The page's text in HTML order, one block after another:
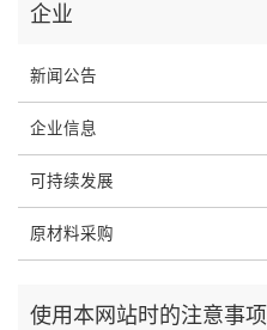
企业
新闻公告
企业信息
可持续发展
原材料采购
使用本网站时的注意事项